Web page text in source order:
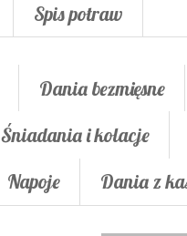
Spis potraw
Dania bezmięsne
Śniadania i kolacje
Napoje Dania z